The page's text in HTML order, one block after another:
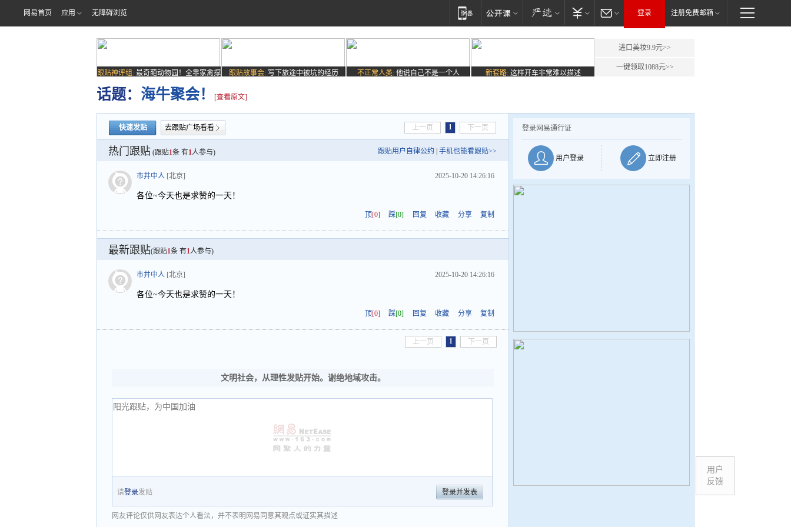
网易首页 应用 无障碍浏览 登录 注册免费邮箱
跟贴神评组: 最奇葩动物园！全靠家禽撑
场子
跟贴故事会: 写下旅途中被坑的经历 不正常人类: 他说自己不是一个人 新套路: 这样开车非常难以描述
进口美妆9.9元>>
一键领取1088元>>
话题： 海牛聚会！ [查看原文]
快速发贴 去跟贴广场看看 上一页 1 下一页
热门跟贴 (跟贴1条 有1人参与) 跟贴用户自律公约 手机也能看跟贴>>
市井中人 [北京] 2025-10-20 14:26:16
各位~今天也是求赞的一天！
顶[0] 踩[0] 回复 收藏 分享 复制
最新跟贴(跟贴1条 有1人参与)
市井中人 [北京] 2025-10-20 14:26:16
各位~今天也是求赞的一天！
顶[0] 踩[0] 回复 收藏 分享 复制
上一页 1 下一页
文明社会，从理性发贴开始。谢绝地域攻击。
请登录发贴 登录并发表
网友评论仅供网友表达个人看法，并不表明网易同意其观点或证实其描述
登录网易通行证
用户登录 立即注册
用户
反馈